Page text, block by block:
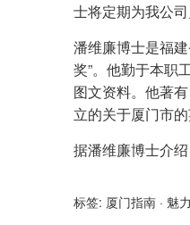
士将定期为我公
潘维廉博士是福
奖”。他勤于本职
图文资料。他著
立的关于厦门市
据潘维廉博士介
标签: 厦门指南 · 魅